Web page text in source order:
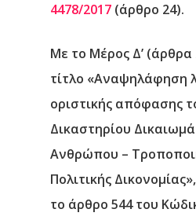
4478/2017 (άρθρο 24).
Με το Μέρος Δ’ (άρθρα
τίτλο «Αναψηλάφηση
οριστικής απόφασης
Δικαστηρίου
Ανθρώπου –
Πολιτικής
το άρθρο 544 του